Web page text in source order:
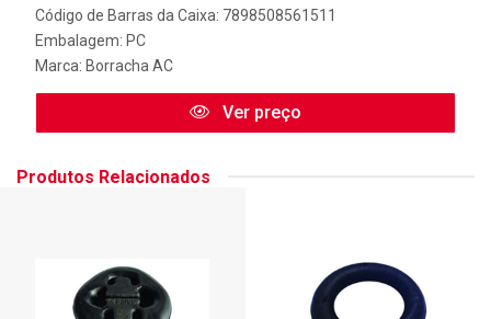
Código de Barras da Caixa: 7898508561511
Embalagem: PC
Marca: Borracha AC
Ver preço
Produtos Relacionados